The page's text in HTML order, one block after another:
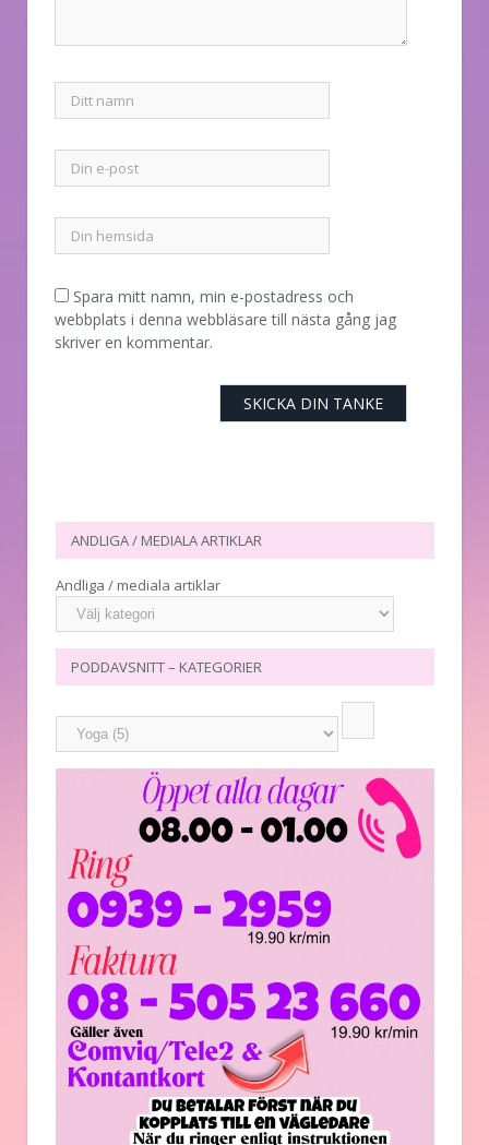
Spara mitt namn, min e-postadress och
webbplats i denna webbläsare till nästa gång jag
skriver en kommentar.
ANDLIGA / MEDIALA ARTIKLAR
Andliga / mediala artiklar
PODDAVSNITT – KATEGORIER